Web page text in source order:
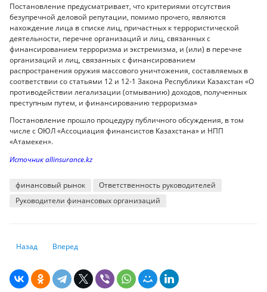
Постановление предусматривает, что критериями отсутствия
безупречной деловой репутации, помимо прочего, являются
нахождение лица в списке лиц, причастных к террористической
деятельности, перечне организаций и лиц, связанных с
финансированием терроризма и экстремизма, и (или) в перечне
организаций и лиц, связанных с финансированием
распространения оружия массового уничтожения, составляемых в
соответствии со статьями 12 и 12-1 Закона Республики Казахстан «О
противодействии легализации (отмыванию) доходов, полученных
преступным путем, и финансированию терроризма»
Постановление прошло процедуру публичного обсуждения, в том
числе с ОЮЛ «Ассоциация финансистов Казахстана» и НПП
«Атамекен».
Источник allinsurance.kz
финансовый рынок
Ответственность руководителей
Руководители финансовых организаций
Предыдущий: Нацбанк запустил систему мгновенных платежей в
Назад Следующий: Нацбанк установил курс доллара на выходные
Вперед